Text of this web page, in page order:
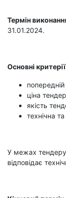
Термін
31.01.2024.
Основні
ціна
якість
технічна
У межах
відповідає